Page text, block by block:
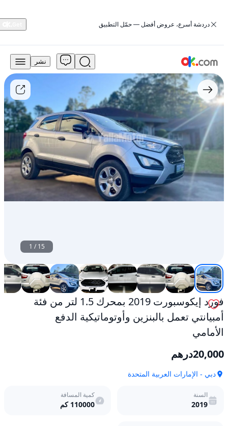
‏دردشة أسرع، عروض أفضل — حمّل التطبيق
20,000
درهم
للبيع
فورد
إيكوسبورت
2019
بمحرك
لتر
أمبيانتي
تعمل
بالبنزين
نشر
1 /15
فورد إيكوسبورت 2019 بمحرك 1.5 لتر من فئة
أمبيانتي تعمل بالبنزين وأوتوماتيكية الدفع
الأمامي
20,000درهم
دبي - الإمارات العربية المتحدة
السنة
2019
كمية المسافة
110000 كم